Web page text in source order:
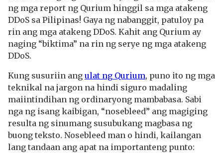
ng mga report ng Qurium hinggil sa mga atakeng
DDoS sa Pilipinas! Gaya ng nabanggit, patuloy pa
rin ang mga atakeng DDoS. Kahit ang Qurium ay
naging “biktima” na rin ng serye ng mga atakeng
DDoS.
Kung susuriin ang ulat ng Qurium, puno ito ng mga
teknikal na jargon na hindi siguro madaling
maiintindihan ng ordinaryong mambabasa. Sabi
nga ng isang kaibigan, “nosebleed” ang magiging
resulta ng sinumang susubukang magbasa ng
buong teksto. Nosebleed man o hindi, kailangan
lang tandaan ang apat na importanteng punto: